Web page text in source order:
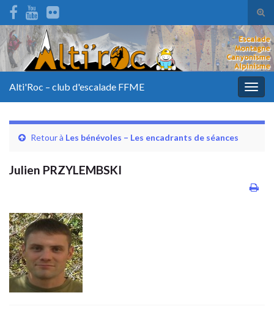
Alti'Roc – club d'escalade FFME
Retour à Les bénévoles – Les encadrants de séances
Julien PRZYLEMBSKI